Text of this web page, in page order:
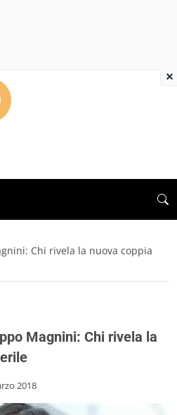
Chi rivela la nuova coppia
Magnini: Chi rivela la
2018
×